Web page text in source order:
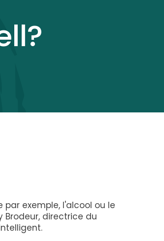
exemple, l'alcool ou le
Brodeur, directrice du